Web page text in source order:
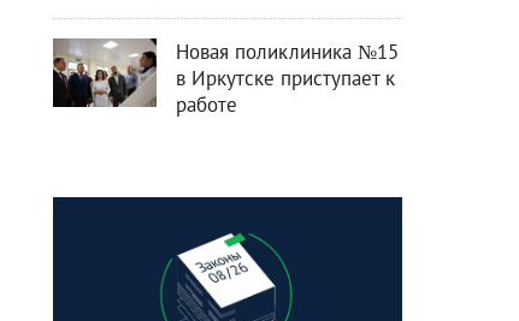
Новая поликлиника №15
в Иркутске приступает к
работе